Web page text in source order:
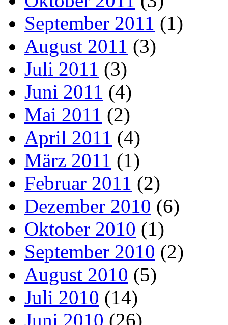
September 2011 (1)
August 2011 (3)
Juli 2011 (3)
Juni 2011 (4)
Mai 2011 (2)
April 2011 (4)
März 2011 (1)
Februar 2011 (2)
Dezember 2010 (6)
Oktober 2010 (1)
September 2010 (2)
August 2010 (5)
Juli 2010 (14)
Juni 2010 (26)